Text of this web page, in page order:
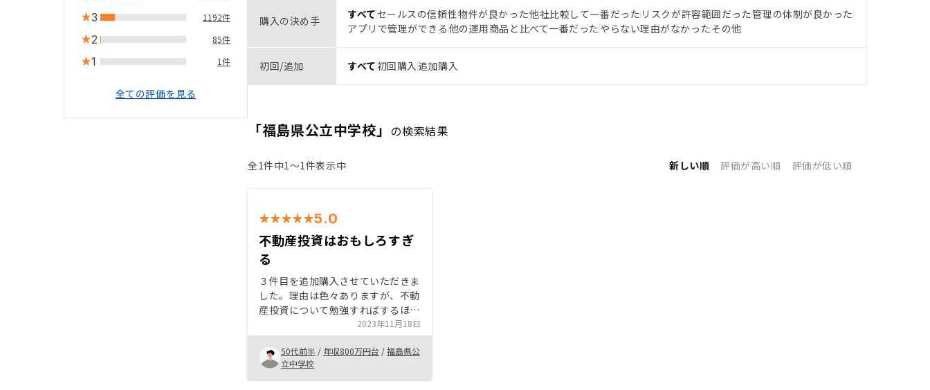
3 1192件
2 85件
1 1件
全ての評価を見る
購入の決め手 すべてセールスの信頼性物件が良かった他社比較して一番だった リスクが許容範囲だった管理の体制が良かった
アプリで管理ができる 他の運用商品と比べて一番だった やらない理由がなかったその他
初回/追加 すべて初回購入 追加購入
「福島県公立中学校」 の検索結果
全1件中1〜1件表示中 新しい順 評価が高い順 評価が低い順
5.0
不動産投資はおもしろすぎ
る
３件目を追加購入させていただきま
した。理由は色々ありますが、不動
産投資について勉強すればするほ
ど、与信枠を最大限に活用すること
が魅力的と思えるようになったから
です。今後の世の中の動向から、給
与が上がる可能性が高いので、上が
った分が税金で持っていかれないよ
2023年11月18日
50代前半 / 年収800万円台 /福島県公
立中学校